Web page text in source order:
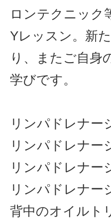
ロンテクニック
Yレッスン。新
り、またご自身
学びです。
リンパドレナー
リンパドレナー
リンパドレナー
リンパドレナー
背中のオイルト